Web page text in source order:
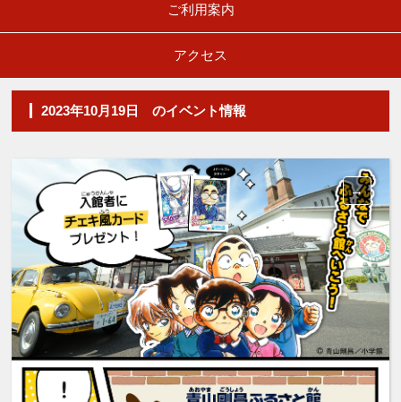
ご利用案内
アクセス
2023年10月19日 のイベント情報